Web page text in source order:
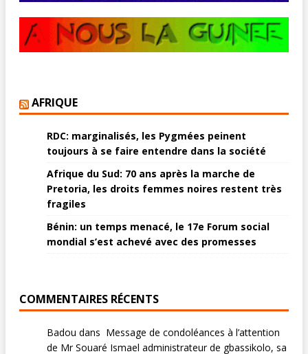
AFRIQUE
RDC: marginalisés, les Pygmées peinent
toujours à se faire entendre dans la société
Afrique du Sud: 70 ans après la marche de
Pretoria, les droits femmes noires restent très
fragiles
Bénin: un temps menacé, le 17e Forum social
mondial s’est achevé avec des promesses
COMMENTAIRES RÉCENTS
Badou dans Message de condoléances à l’attention
de Mr Souaré Ismael administrateur de gbassikolo, sa